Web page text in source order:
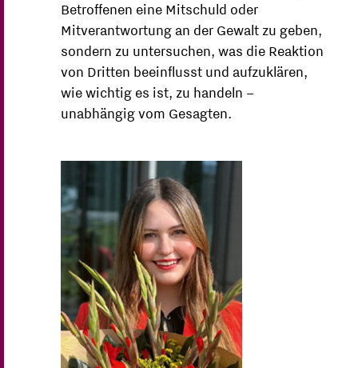
Betroffenen eine Mitschuld oder
Mitverantwortung an der Gewalt zu geben,
sondern zu untersuchen, was die Reaktion
von Dritten beeinflusst und aufzuklären,
wie wichtig es ist, zu handeln –
unabhängig vom Gesagten.